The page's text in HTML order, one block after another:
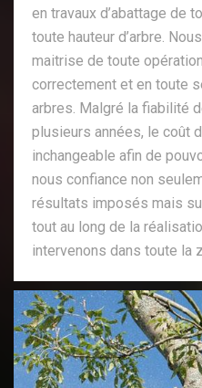
en travaux d’abattage de
toute hauteur d’arbre.
maitrise de toute
correctement et en toute
arbres. Malgré la fiabilité
plusieurs années, le coût
inchangeable afin de
nous confiance non
résultats imposés mais
tout au long de la
intervenons dans toute la